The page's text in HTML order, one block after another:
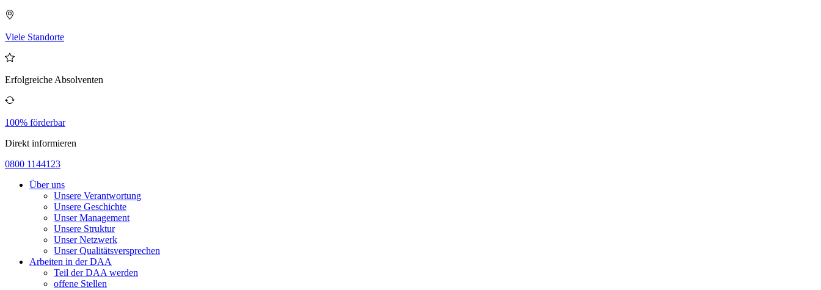
Viele Standorte
Erfolgreiche Absolventen
100% förderbar
Direkt informieren
0800 1144123
Über uns
Unsere Verantwortung
Unsere Geschichte
Unser Management
Unsere Struktur
Unser Netzwerk
Unser Qualitätsversprechen
Arbeiten in der DAA
Teil der DAA werden
offene Stellen